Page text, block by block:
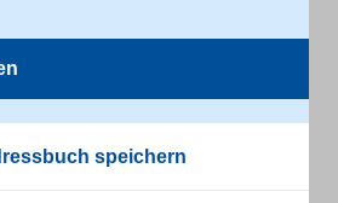
speichern